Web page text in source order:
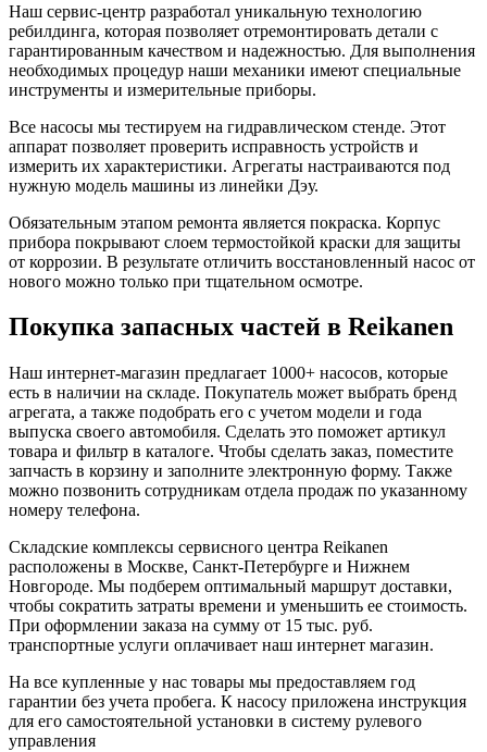
Наш сервис-центр разработал уникальную технологию
ребилдинга, которая позволяет отремонтировать детали с
гарантированным качеством и надежностью. Для выполнения
необходимых процедур наши механики имеют специальные
инструменты и измерительные приборы.
Все насосы мы тестируем на гидравлическом стенде. Этот
аппарат позволяет проверить исправность устройств и
измерить их характеристики. Агрегаты настраиваются под
нужную модель машины из линейки Дэу.
Обязательным этапом ремонта является покраска. Корпус
прибора покрывают слоем термостойкой краски для защиты
от коррозии. В результате отличить восстановленный насос от
нового можно только при тщательном осмотре.
Покупка запасных частей в Reikanen
Наш интернет-магазин предлагает 1000+ насосов, которые
есть в наличии на складе. Покупатель может выбрать бренд
агрегата, а также подобрать его с учетом модели и года
выпуска своего автомобиля. Сделать это поможет артикул
товара и фильтр в каталоге. Чтобы сделать заказ, поместите
запчасть в корзину и заполните электронную форму. Также
можно позвонить сотрудникам отдела продаж по указанному
номеру телефона.
Складские комплексы сервисного центра Reikanen
расположены в Москве, Санкт-Петербурге и Нижнем
Новгороде. Мы подберем оптимальный маршрут доставки,
чтобы сократить затраты времени и уменьшить ее стоимость.
При оформлении заказа на сумму от 15 тыс. руб.
транспортные услуги оплачивает наш интернет магазин.
На все купленные у нас товары мы предоставляем год
гарантии без учета пробега. К насосу приложена инструкция
для его самостоятельной установки в систему рулевого
управления